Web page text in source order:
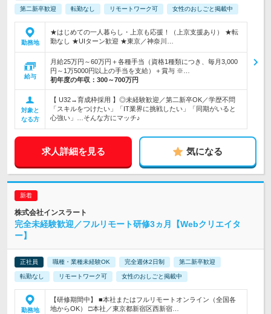
第二新卒歓迎 転勤なし リモートワーク可 女性のおしごと掲載中
勤務地
★はじめての一人暮らし・上京も応援！（上京支援あり） ★転
勤なし ★UIターン歓迎 ★東京／神奈川…
給与
月給25万円～60万円＋各種手当（資格1種類につき、毎月3,000
円～1万5000円以上の手当を支給）＋賞与 ※…
初年度の年収： 300～700万円
対象と
なる方
【 U32→育成枠採用 】◎未経験歓迎／第二新卒OK／学歴不問
「スキルをつけたい」「IT業界に挑戦したい」「同期がいると
心強い」…そんな方にマッチ♪
求人詳細を見る 気になる
株式会社インスラート
完全未経験歓迎／フルリモート研修3ヵ月【Webクリエイタ
ー】
正社員 職種・業種未経験OK 完全週休2日制 第二新卒歓迎
転勤なし リモートワーク可 女性のおしごと掲載中
勤務地
【研修期間中】 ■本社またはフルリモートオンライン（全国各
地からOK） □本社／東京都新宿区西新宿…